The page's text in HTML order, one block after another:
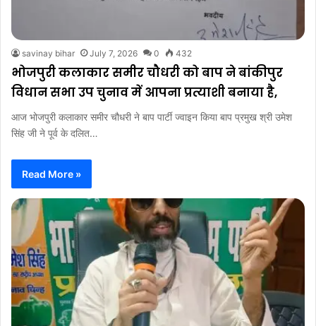
savinay bihar July 7, 2026 0 432
भोजपुरी कलाकार समीर चौधरी को बाप ने बांकीपुर
विधान सभा उप चुनाव में आपना प्रत्याशी बनाया है,
आज भोजपुरी कलाकार समीर चौधरी ने बाप पार्टी ज्वाइन किया बाप प्रमुख श्री उमेश
सिंह जी ने पूर्व के दलित…
Read More »